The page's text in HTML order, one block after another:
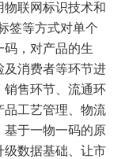
联网标识技术和
签等方式对单个
码，对产品的生
及消费者等环节进
销售环节、流通环
品工艺管理、物流
基于一物一码的原
级数据基础、让市